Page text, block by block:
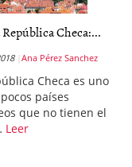
Checa:...
Ana Pérez Sanchez
Checa es uno
países
que no tienen el
Leer